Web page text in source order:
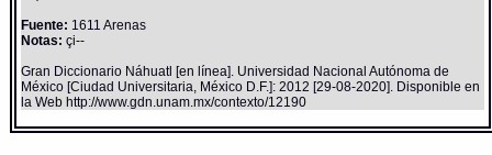
Fuente: 1611 Arenas
Notas: çi--
Gran Diccionario Náhuatl [en línea]. Universidad Nacional Autónoma de
México [Ciudad Universitaria, México D.F.]: 2012 [29-08-2020]. Disponible en
la Web http://www.gdn.unam.mx/contexto/12190